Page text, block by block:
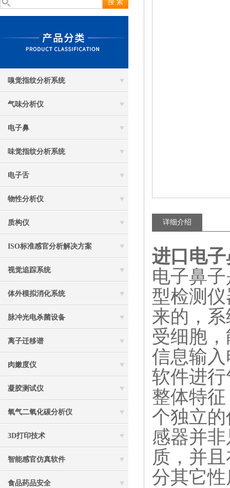
嗅觉指纹分析系统
气味分析仪
电子鼻
味觉指纹分析系统
电子舌
物性分析仪
质构仪
ISO标准感官分析解决方案
视觉追踪系统
体外模拟消化系统
脉冲光电杀菌设备
离子迁移谱
肉嫩度仪
凝胶测试仪
氧气二氧化碳分析仪
3D打印技术
智能感官仿真软件
食品药品安全
详细介绍
进口电
电子鼻
型检测
来的，
受细胞
信息输
软件进
整体特
个独立
感器并
质，并
分其它